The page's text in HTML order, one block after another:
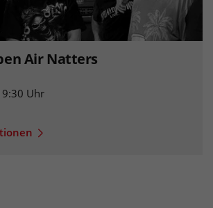
Air Natters
Uhr